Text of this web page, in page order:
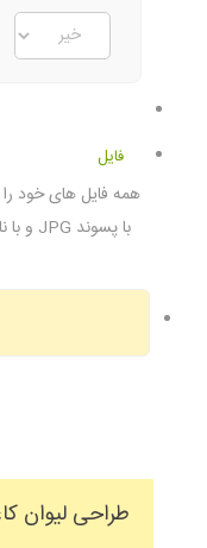
فایل
همه فایل های خود را
با پسوند JPG و با نام لاتین می باشد.
طراحی لیوان